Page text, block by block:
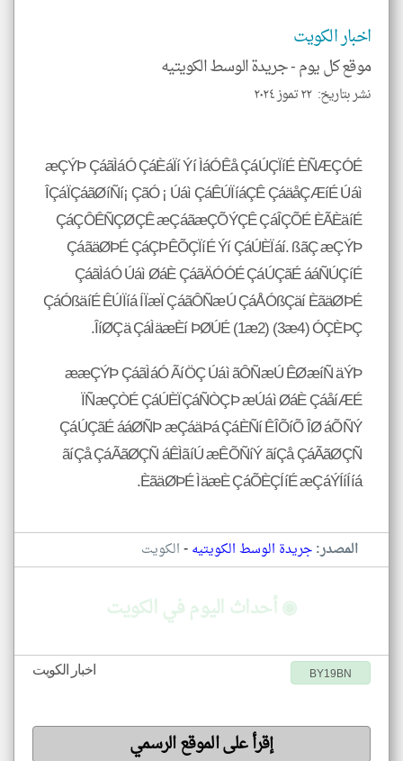
اخبار الكويت
موقع كل يوم -جريدة الوسط الكويتيه
نشر بتاريخ: ٢٢ تموز ٢٠٢٤
æÇÝÞ ÇáãÌáÓ ÇáÈáÏí Ýí ÌáÓÊå ÇáÚÇÏíÉ ÈÑÆÇÓÉ
ÎÇáÏÇáãØíÑí¡ ÇãÓ ¡ Úáì ÇáÊÚÏíáÇÊ ÇáäåÇÆíÉ Úáì
ÇáÇÔÊÑÇØÇÊ æÇáãæÇÕÝÇÊ ÇáÎÇÕÉ ÈÃÈäíÉ
ÇáãäØÞÉ ÇáÇÞÊÕÇÏíÉ Ýí ÇáÚÈÏáí. ßãÇ æÇÝÞ
ÇáãÌáÓ Úáì ØáÈ ÇáãÄÓÓÉ ÇáÚÇãÉ ááÑÚÇíÉ
ÇáÓßäíÉ ÊÚÏíá ÍÏæÏ ÇáãÔÑæÚ ÇáÅÓßÇäí ÈãäØÞÉ
ÎíØÇä ÇáÌäæÈí ÞØÚÉ (1æ2) (3æ4) ÓÇÈÞÇ.
ææÇÝÞ ÇáãÌáÓ ÃíÖÇ Úáì ãÔÑæÚ ÊØæíÑ äÝÞ
ÏÑæÇÒÉ ÇáÚÈÏÇáÑÒÇÞ æÚáì ØáÈ ÇáåíÆÉ
ÇáÚÇãÉ ááØÑÞ æÇáäÞá ÇáÈÑí ÊÎÕíÕ ÎØ áÕÑÝ
ãíÇå ÇáÃãØÇÑ áÊÌãíÚ æÊÕÑíÝ ãíÇå ÇáÃãØÇÑ
ÈãäØÞÉ ÌäæÈ ÇáÕÈÇÍíÉ æÇáÝÍíÍíá.
المصدر:جريدة الوسط الكويتيه-الكويت
◉ أحداث اليوم في الكويت
اخبار الكويت BY19BN
إقرأ على الموقع الرسمي